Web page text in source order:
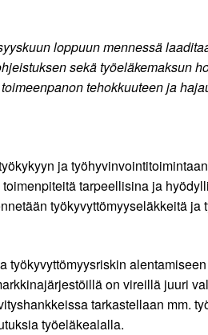
loppuun mennessä
sekä työeläkemaksun
tehokkuuteen ja
ja
tarpeellisina ja
työkyvyttömyyseläkkeitä ja
on vireillä juuri
tarkastellaan mm.
työeläkealalla.